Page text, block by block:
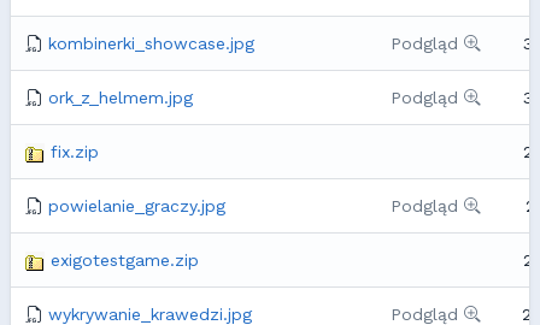
kombinerki_showcase.jpg Podgląd
ork_z_helmem.jpg Podgląd
fix.zip
powielanie_graczy.jpg Podgląd
exigotestgame.zip
wykrywanie_krawedzi.jpg Podgląd